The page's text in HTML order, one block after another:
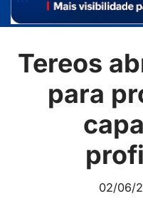
Tereos
para
02/06/